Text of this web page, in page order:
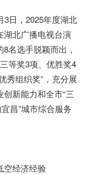
3日，2025年度湖北
北广播电视台演
名选手脱颖而出，
等奖3项、优胜奖4
秀组织奖”，充分展
新能力和全市“三
昌”城市综合服务
空经济经验